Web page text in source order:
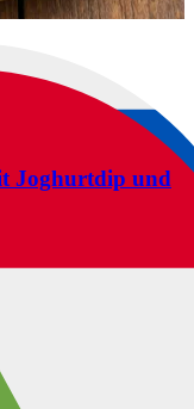
Joghurtdip und